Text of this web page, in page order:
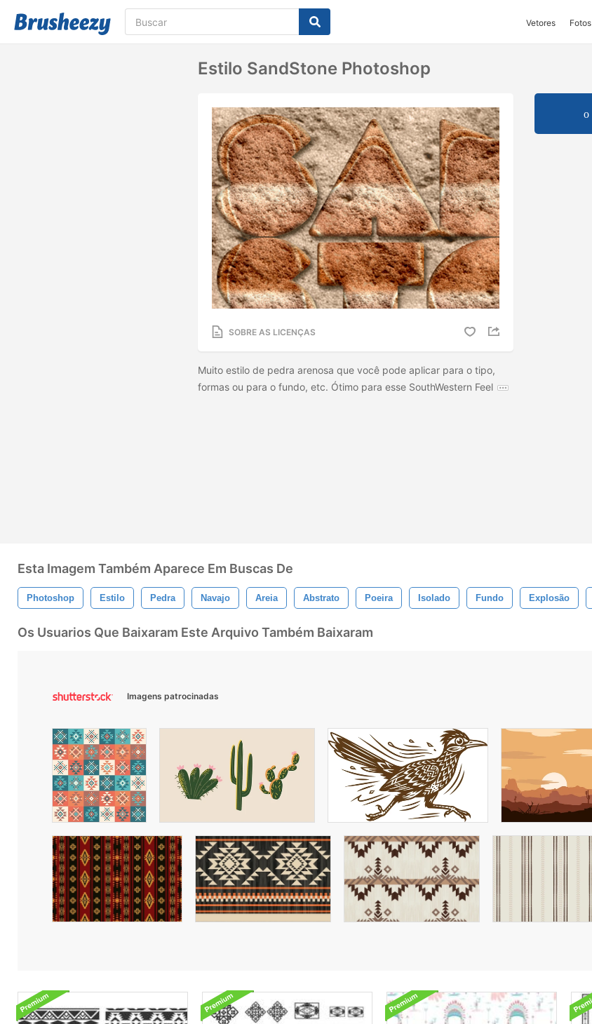
Vetores Fotos
Estilo SandStone Photoshop
SOBRE AS LICENÇAS
Muito estilo de pedra arenosa que você pode aplicar para o tipo,
formas ou para o fundo, etc. Ótimo para esse SouthWestern Feel
Esta Imagem Também Aparece Em Buscas De
Photoshop Estilo Pedra Navajo Areia Abstrato Poeira Isolado Fundo Explosão
Os Usuarios Que Baixaram Este Arquivo Também Baixaram
Imagens patrocinadas